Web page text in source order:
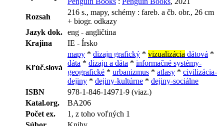
Rozsah
216 s., mapy, schémy : fareb. a čb. obr., 26 cm
+ biogr. odkazy
Jazyk dok. eng - angličtina
Krajina
IE - Írsko
Kľúč.slová
mapy * dizajn grafický * vizualizácia dátová *
dáta * dizajn a dáta * informačné systémy-
geografické * urbanizmus * atlasy * civilizácia-
dejiny * dejiny-kultúrne * dejiny-sociálne
ISBN
978-1-846-14971-9 (viaz.)
Katal.org.
BA206
Počet ex.
1, z toho voľných 1